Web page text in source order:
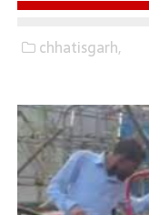
chhatisgarh,